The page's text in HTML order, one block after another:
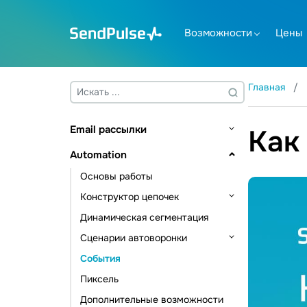
Возможности Цены
Email рассылки
Основы работы
Адресные книги и контакты
Управление контактами
Управление данными контактов
Инструменты подписки
Создание шаблона
Отправка рассылки
Email валидатор
Дополнительные возможности
Статистика и аналитика
Automation
Основы работы
Конструктор цепочек
Триггеры цепочки
Элементы коммуникации
Элементы действия
Другие элементы
Динамическая сегментация
Сценарии автоворонки
Автоматизация CRM
Автоматизация курсов
Автоматизация рассылок
События
Пиксель
Дополнительные возможности
Главная